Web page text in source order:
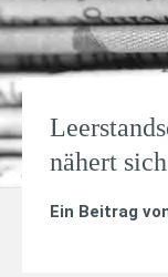
nähert
Ein Beitrag